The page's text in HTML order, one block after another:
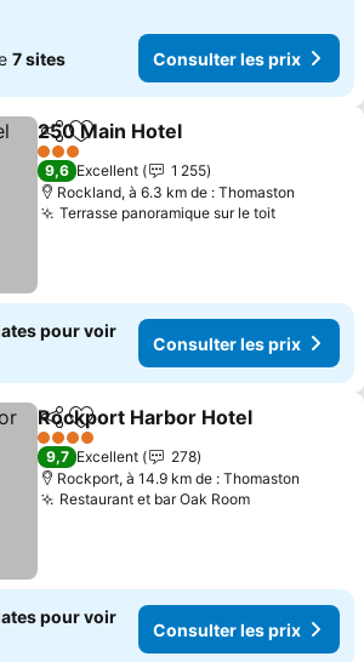
7 sites Consulter les prix
PartagerAjouter à mes favoris
250 Main Hotel
3 Étoiles
9,6 Excellent
1 255
Rockland, à 6.3 km de : Thomaston
Terrasse panoramique sur le toit
pour voir
Consulter les prix
PartagerAjouter à mes favoris
Rockport Harbor Hotel
4 Étoiles
9,7 Excellent
278
Rockport, à 14.9 km de : Thomaston
Restaurant et bar Oak Room
pour voir
Consulter les prix